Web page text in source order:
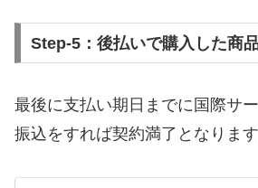
Step-5：後払いで購入した商
最後に支払い期日までに国際サ
振込をすれば契約満了となります